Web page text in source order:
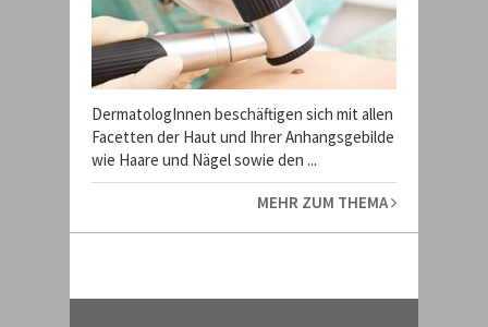
DermatologInnen beschäftigen sich mit allen
Facetten der Haut und Ihrer Anhangsgebilde
wie Haare und Nägel sowie den ...
MEHR ZUM THEMA